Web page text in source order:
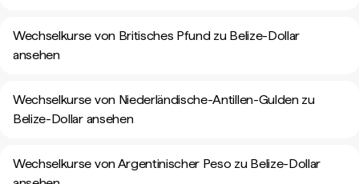
Wechselkurse von Britisches Pfund zu Belize-Dollar
ansehen
Wechselkurse von Niederländische-Antillen-Gulden zu
Belize-Dollar ansehen
Wechselkurse von Argentinischer Peso zu Belize-Dollar